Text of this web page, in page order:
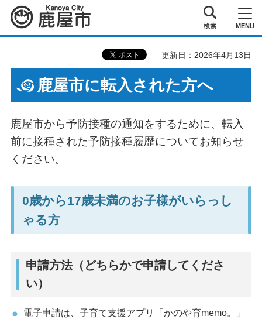
鹿屋市 検索 MENU
更新日：2026年4月13日
鹿屋市に転入された方へ
鹿屋市から予防接種の通知をするために、転入
前に接種された予防接種履歴についてお知らせ
ください。
0歳から17歳未満のお子様がいらっし
ゃる方
申請方法（どちらかで申請してくださ
い）
電子申請は、子育て支援アプリ「かのや育memo。」